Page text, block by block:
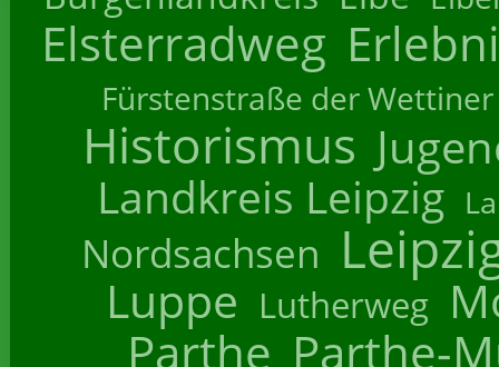
Elsterradweg
Fürstenstraße der Wettiner
Historismus
Landkreis Leipzig
Nordsachsen
Luppe Lutherweg
Parthe Parthe-